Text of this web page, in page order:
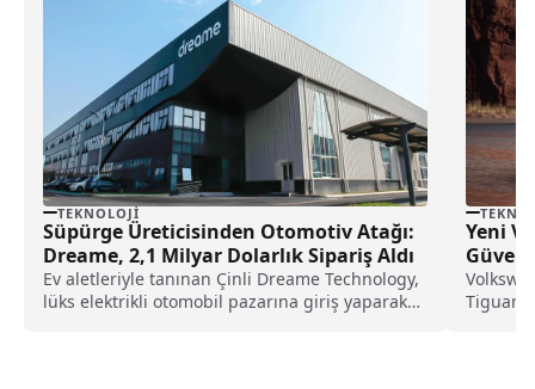
TEKNOLOJI
Süpürge Üreticisinden Otomotiv Atağı:
Dreame, 2,1 Milyar Dolarlık Sipariş Aldı
Ev aletleriyle tanınan Çinli Dreame Technology,
lüks elektrikli otomobil pazarına giriş yaparak
Yeni
Tiguan